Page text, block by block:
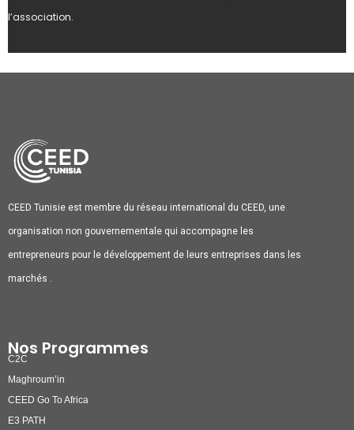
l’association.
CEED Tunisie est membre du réseau international du CEED, une
organisation non gouvernementale qui accompagne les
entrepreneurs pour le développement de leurs entreprises dans les
marchés .
Nos Programmes
C2C
Maghroum’in
CEED Go To Africa
E3 PATH